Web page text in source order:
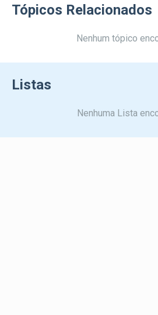
Tópicos Relacionados
Nenhum tópico
Listas
Nenhuma Lista